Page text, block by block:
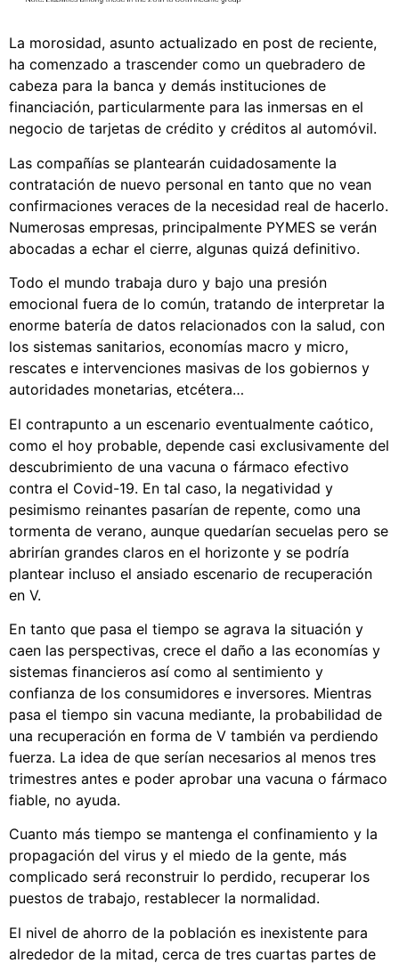
La morosidad, asunto actualizado en post de reciente,
ha comenzado a trascender como un quebradero de
cabeza para la banca y demás instituciones de
financiación, particularmente para las inmersas en el
negocio de tarjetas de crédito y créditos al automóvil.
Las compañías se plantearán cuidadosamente la
contratación de nuevo personal en tanto que no vean
confirmaciones veraces de la necesidad real de hacerlo.
Numerosas empresas, principalmente PYMES se verán
abocadas a echar el cierre, algunas quizá definitivo.
Todo el mundo trabaja duro y bajo una presión
emocional fuera de lo común, tratando de interpretar la
enorme batería de datos relacionados con la salud, con
los sistemas sanitarios, economías macro y micro,
rescates e intervenciones masivas de los gobiernos y
autoridades monetarias, etcétera…
El contrapunto a un escenario eventualmente caótico,
como el hoy probable, depende casi exclusivamente del
descubrimiento de una vacuna o fármaco efectivo
contra el Covid-19. En tal caso, la negatividad y
pesimismo reinantes pasarían de repente, como una
tormenta de verano, aunque quedarían secuelas pero se
abrirían grandes claros en el horizonte y se podría
plantear incluso el ansiado escenario de recuperación
en V.
En tanto que pasa el tiempo se agrava la situación y
caen las perspectivas, crece el daño a las economías y
sistemas financieros así como al sentimiento y
confianza de los consumidores e inversores. Mientras
pasa el tiempo sin vacuna mediante, la probabilidad de
una recuperación en forma de V también va perdiendo
fuerza. La idea de que serían necesarios al menos tres
trimestres antes e poder aprobar una vacuna o fármaco
fiable, no ayuda.
Cuanto más tiempo se mantenga el confinamiento y la
propagación del virus y el miedo de la gente, más
complicado será reconstruir lo perdido, recuperar los
puestos de trabajo, restablecer la normalidad.
El nivel de ahorro de la población es inexistente para
alrededor de la mitad, cerca de tres cuartas partes de